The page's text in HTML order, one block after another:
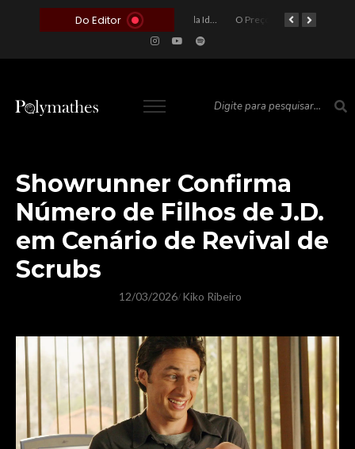
Do Editor
A Roleta da Miséria: Quando a Devoção Cega Encontra o Link na Bio. A Queda do Brasileiro Pelas Mãos de Seus Influencers. O Preço de um Escândalo: A Discrepância Entre o “Filme de Bolsonaro” e a Realidade do Cinema Mundial
Showrunner Confirma
Número de Filhos de J.D.
em Cenário de Revival de
Scrubs
12/03/2026/ Kiko Ribeiro